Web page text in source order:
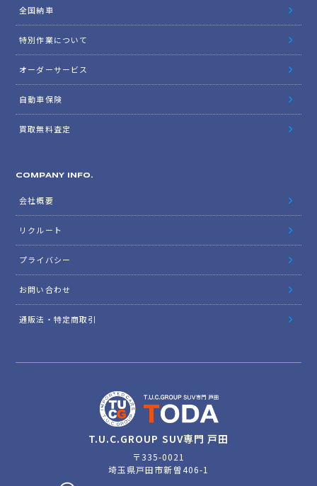
全国納車
特別作業について
オーダーサービス
自動車保険
買取無料査定
COMPANY INFO.
会社概要
リクルート
プライバシー
お問い合わせ
通販法・特定商取引
T.U.C.GROUP SUV専門 戸田
〒335-0021
埼玉県戸田市新曽406-1